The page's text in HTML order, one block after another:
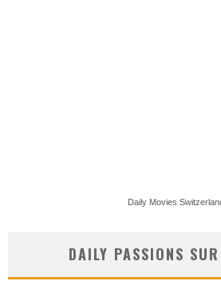
Daily Movies
DAILY PASSIONS